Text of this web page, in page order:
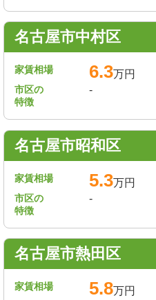
名古屋市中村区
家賃相場 6.3万円
市区の
特徴
-
名古屋市昭和区
家賃相場 5.3万円
市区の
特徴
-
名古屋市熱田区
家賃相場 5.8万円